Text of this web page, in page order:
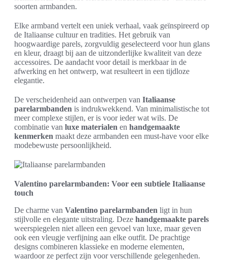
soorten armbanden.
Elke armband vertelt een uniek verhaal, vaak geïnspireerd op
de Italiaanse cultuur en tradities. Het gebruik van
hoogwaardige parels, zorgvuldig geselecteerd voor hun glans
en kleur, draagt bij aan de uitzonderlijke kwaliteit van deze
accessoires. De aandacht voor detail is merkbaar in de
afwerking en het ontwerp, wat resulteert in een tijdloze
elegantie.
De verscheidenheid aan ontwerpen van Italiaanse
parelarmbanden is indrukwekkend. Van minimalistische tot
meer complexe stijlen, er is voor ieder wat wils. De
combinatie van luxe materialen en handgemaakte
kenmerken maakt deze armbanden een must-have voor elke
modebewuste persoonlijkheid.
Valentino parelarmbanden: Voor een subtiele Italiaanse
touch
De charme van Valentino parelarmbanden ligt in hun
stijlvolle en elegante uitstraling. Deze handgemaakte parels
weerspiegelen niet alleen een gevoel van luxe, maar geven
ook een vleugje verfijning aan elke outfit. De prachtige
designs combineren klassieke en moderne elementen,
waardoor ze perfect zijn voor verschillende gelegenheden.